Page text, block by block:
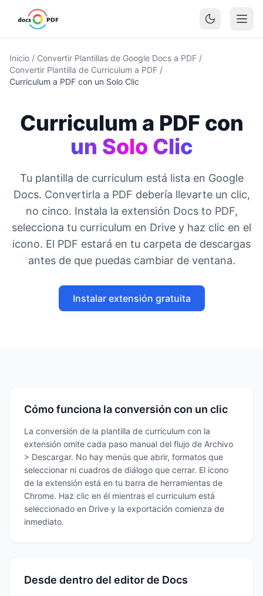
Inicio / Convertir Plantillas de Google Docs a PDF /
Convertir Plantilla de Curriculum a PDF /
Curriculum a PDF con un Solo Clic
Curriculum a PDF con
un Solo Clic
Tu plantilla de curriculum está lista en Google
Docs. Convertirla a PDF debería llevarte un clic,
no cinco. Instala la extensión Docs to PDF,
selecciona tu curriculum en Drive y haz clic en el
icono. El PDF estará en tu carpeta de descargas
antes de que puedas cambiar de ventana.
Instalar extensión gratuita
Cómo funciona la conversión con un clic
La conversión de la plantilla de curriculum con la
extensión omite cada paso manual del flujo de Archivo
> Descargar. No hay menús que abrir, formatos que
seleccionar ni cuadros de diálogo que cerrar. El icono
de la extensión está en tu barra de herramientas de
Chrome. Haz clic en él mientras el curriculum está
seleccionado en Drive y la exportación comienza de
inmediato.
Desde dentro del editor de Docs